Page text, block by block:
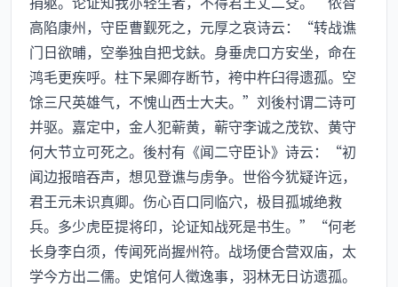
高陷康州，守臣曹觐死之，元厚之哀诗云：“转战谯
门日欲晡，空拳独自把戈鈇。身垂虎口方安坐，命在
鸿毛更疾呼。柱下杲卿存断节，袴中杵臼得遗孤。空
馀三尺英雄气，不愧山西士大夫。”刘後村谓二诗可
并驱。嘉定中，金人犯蕲黄，蕲守李诚之茂钦、黄守
何大节立可死之。後村有《闻二守臣讣》诗云：“初
闻边报暗吞声，想见登谯与虏争。世俗今犹疑许远，
君王元未识真卿。伤心百口同临穴，极目孤城绝救
兵。多少虎臣提将印，论证知战死是书生。”“何老
长身李白须，传闻死尚握州符。战场便合营双庙，太
学今方出二儒。史馆何人徵逸事，羽林无日访遗孤。